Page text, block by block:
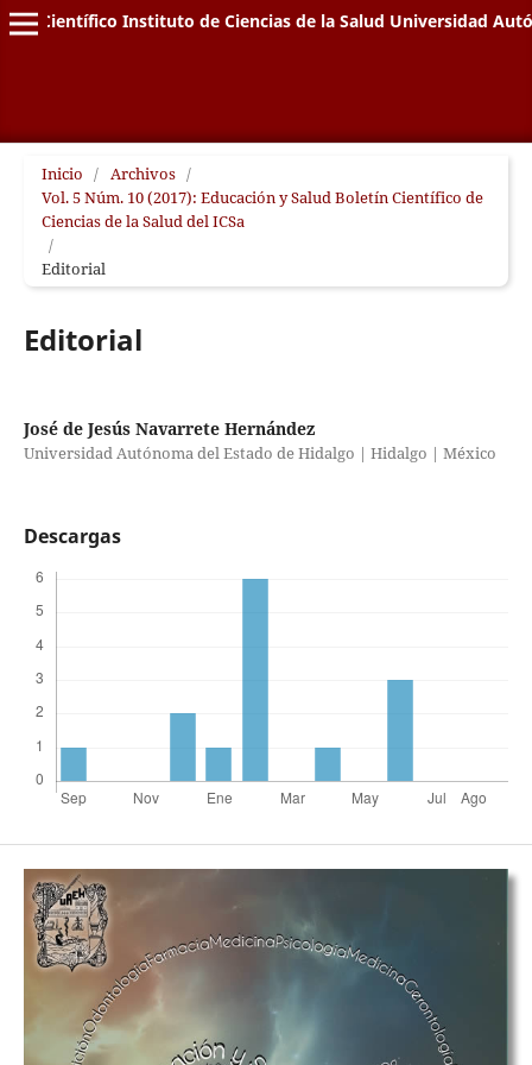
Científico Instituto de Ciencias de la Salud Universidad
Inicio / Archivos /
Vol. 5 Núm. 10 (2017): Educación y Salud Boletín Científico de
Ciencias de la Salud del ICSa
/
Editorial
Editorial
José de Jesús Navarrete Hernández
Universidad Autónoma del Estado de Hidalgo | Hidalgo | México
Descargas